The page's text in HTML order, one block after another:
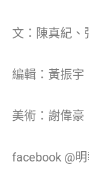
文：陳真紀、
編輯：黃振宇
美術：謝偉豪
facebook @明